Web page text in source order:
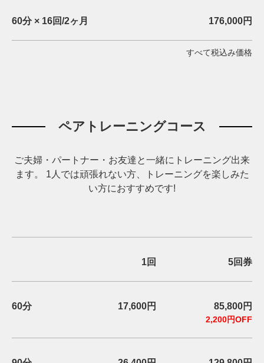
60分 × 16回/2ヶ月 176,000円
すべて税込み価格
ペアトレーニングコース
ご夫婦・パートナー・お友達と一緒にトレーニング出来
ます。
1人では頑張れない方、トレーニングを楽しみた
い方におすすめです!
1回 5回券
60分 17,600円 85,800円
2,200円OFF